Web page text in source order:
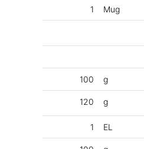
1 Mug
100 g
120 g
1 EL